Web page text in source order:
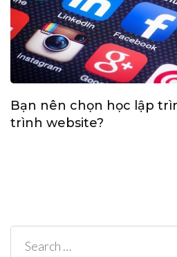
Bạn nên chọn học lập
trình website?
Search